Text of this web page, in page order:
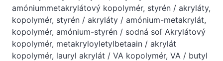
amóniummetakrylátový kopolymér, styrén / akryláty,
kopolymér, styrén / akryláty / amónium-metakrylát,
kopolymér, amónium-styrén / sodná soľ Akrylátový
kopolymér, metakryloyletylbetaain / akrylát
kopolymér, lauryl akrylát / VA kopolymér, VA / butyl